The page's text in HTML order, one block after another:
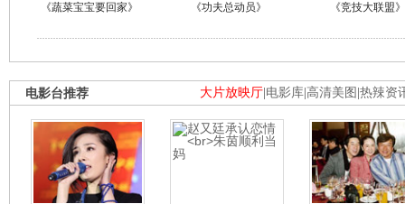
《蔬菜宝宝要回家》 《功夫总动员》 《竞技大联盟》
大片放映厅 电影库 高清美图 热辣资
电影台推荐